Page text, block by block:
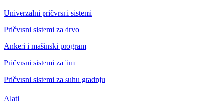
Univerzalni pričvrsni sistemi
Pričvrsni sistemi za drvo
Ankeri i mašinski program
Pričvrsni sistemi za lim
Pričvrsni sistemi za suhu gradnju
Alati